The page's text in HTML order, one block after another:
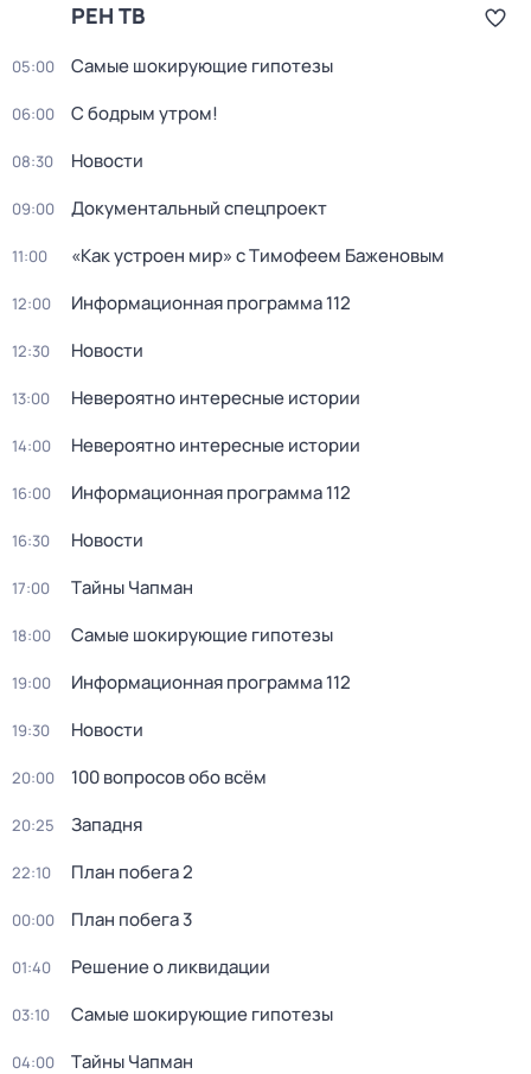
РЕН ТВ
05:00 Самые шoкиpующие гипотезы
06:00 С бодрым утром!
08:30 Новости
09:00 Документальный спецпроект
11:00 «Как устроен мир» с Тимофеем Баженовым
12:00 Информационная программа 112
12:30 Новости
13:00 Невероятно интересные истории
14:00 Невероятно интересные истории
16:00 Информационная программа 112
16:30 Новости
17:00 Тaйны Чапман
18:00 Самые шoкиpующие гипотезы
19:00 Информационная программа 112
19:30 Новости
20:00 100 вопросов обо всём
20:25 Западня
22:10 План побега 2
00:00 План побега 3
01:40 Решение о ликвидации
03:10 Самые шoкиpующие гипотезы
04:00 Тaйны Чапман